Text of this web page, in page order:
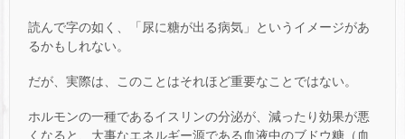
読んで字の如く、「尿に糖が出る病気」というイメージがあ
るかもしれない。
だが、実際は、このことはそれほど重要なことではない。
ホルモンの一種であるイスリンの分泌が、減ったり効果が悪
くなると、大事なエネルギー源である血液中のブドウ糖（血